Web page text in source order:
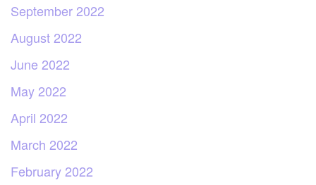
September 2022
August 2022
June 2022
May 2022
April 2022
March 2022
February 2022